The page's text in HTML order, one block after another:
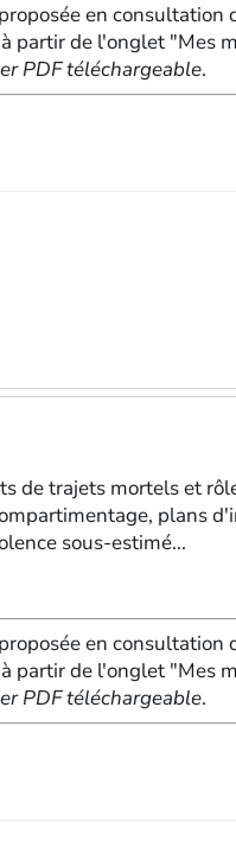
en consultation
partir de l'onglet "Mes
PDF téléchargeable.
de trajets mortels et
plans
sous-estimé...
en consultation
partir de l'onglet "Mes
PDF téléchargeable.